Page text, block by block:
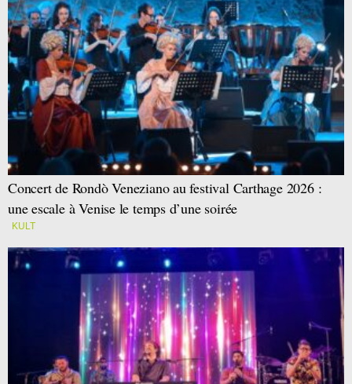
Concert de Rondò Veneziano au festival Carthage 2026 :
une escale à Venise le temps d’une soirée
KULT